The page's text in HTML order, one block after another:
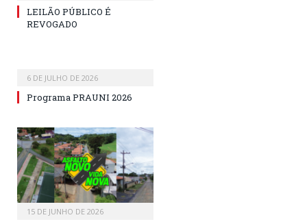
LEILÃO PÚBLICO É
REVOGADO
6 DE JULHO DE 2026
Programa PRAUNI 2026
15 DE JUNHO DE 2026